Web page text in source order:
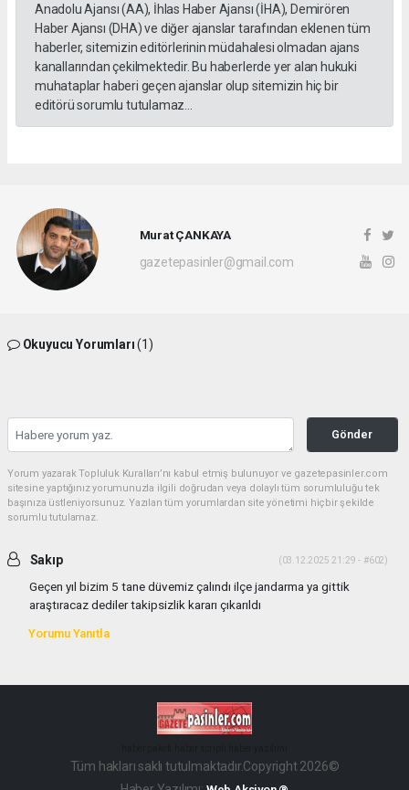
Anadolu Ajansı (AA), İhlas Haber Ajansı (İHA), Demirören
Haber Ajansı (DHA) ve diğer ajanslar tarafından eklenen tüm
haberler, sitemizin editörlerinin müdahalesi olmadan ajans
kanallarından çekilmektedir. Bu haberlerde yer alan hukuki
muhataplar haberi geçen ajanslar olup sitemizin hiç bir
editörü sorumlu tutulamaz...
Murat ÇANKAYA
gazetepasinler@gmail.com
Okuyucu Yorumları(1)
Gönder
Yorum yazarak Topluluk Kuralları’nı kabul etmiş bulunuyor ve gazetepasinler.com
sitesine yaptığınız yorumunuzla ilgili doğrudan veya dolaylı tüm sorumluluğu tek
başınıza üstleniyorsunuz. Yazılan tüm yorumlardan site yönetimi hiçbir şekilde
sorumlu tutulamaz.
Sakıp (03.12.2025 21:29 - #602)
Geçen yıl bizim 5 tane düvemiz çalındı ilçe jandarma ya gittik
araştıracaz dediler takipsizlik kararı çıkarıldı
Yorumu Yanıtla
Tüm hakları saklı tutulmaktadır.Copyright 2026©